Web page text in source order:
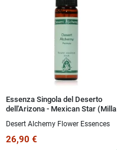
Essenza Singola del Deserto
dell'Arizona - Mexican Star (Milla
Desert Alchemy Flower Essences
26,90 €